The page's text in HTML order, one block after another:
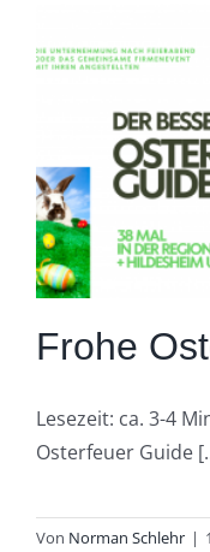
Frohe
Lesezeit: ca. 3-4
Osterfeuer Guide
Von Norman Schlehr |